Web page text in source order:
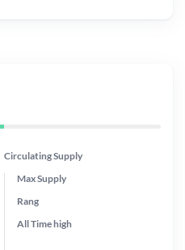
Circulating Supply
Max Supply
Rang
All Timehigh